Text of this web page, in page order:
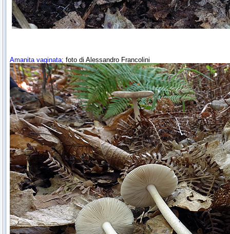
Amanita vaginata; foto di Alessandro Francolini